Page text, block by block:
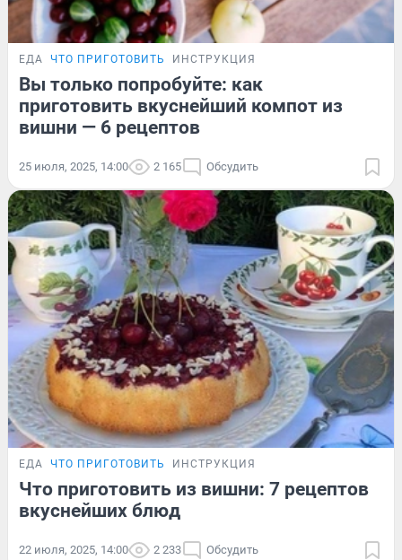
ЕДА ЧТО ПРИГОТОВИТЬ ИНСТРУКЦИЯ
Вы только попробуйте: как
приготовить вкуснейший компот из
вишни — 6 рецептов
25 июля, 2025, 14:00 2 165 Обсудить
ЕДА ЧТО ПРИГОТОВИТЬ ИНСТРУКЦИЯ
Что приготовить из вишни: 7 рецептов
вкуснейших блюд
22 июля, 2025, 14:00 2 233 Обсудить